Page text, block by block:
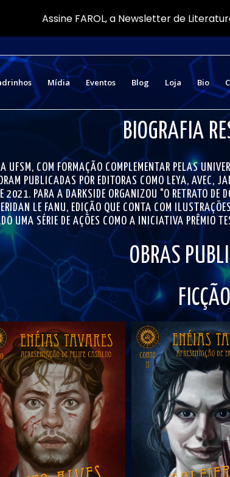
Mídia Eventos Blog Loja Bio
BIOGRAFIA
UFSM, COM FORMAÇÃO COMPLEMENTAR PELAS
PUBLICADAS POR EDITORAS COMO LEYA, AVEC,
2021. PARA A DARKSIDE ORGANIZOU "O RETRATO
LE FANU, EDIÇÃO QUE CONTA COM
UMA SÉRIE DE AÇÕES COMO A INICIATIVA PRÊMIO
OBRAS
Assine FAROL, a Newsletter de